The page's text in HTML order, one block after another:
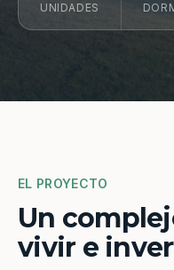
UNIDADES
EL PROYECTO
Un
vivir e